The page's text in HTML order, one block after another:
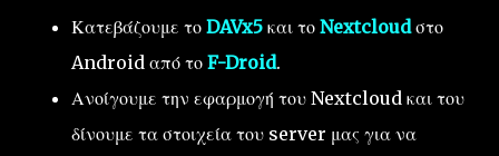
Κατεβάζουμε το DAVx5 και το Nextcloudστο
Android από το F-Droid.
Ανοίγουμε την εφαρμογή του Nextcloud και του
δίνουμε τα στοιχεία του server μας για να